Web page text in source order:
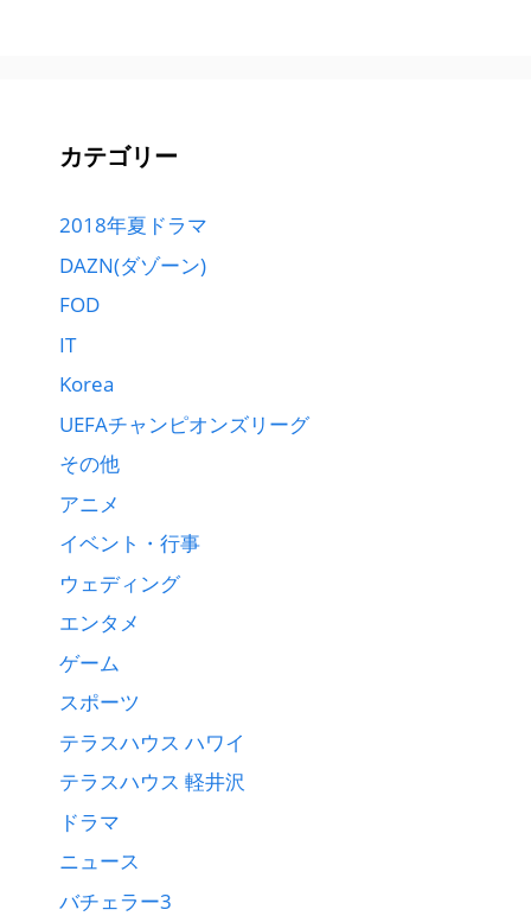
カテゴリー
2018年夏ドラマ
DAZN(ダゾーン)
FOD
IT
Korea
UEFAチャンピオンズリーグ
その他
アニメ
イベント・行事
ウェディング
エンタメ
ゲーム
スポーツ
テラスハウス ハワイ
テラスハウス 軽井沢
ドラマ
ニュース
バチェラー3